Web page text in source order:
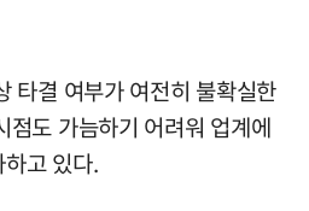
타결 여부가 여전히 불확실한
점도 가늠하기 어려워 업계에
고 있다.